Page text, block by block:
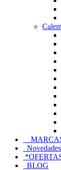
Novedades
BLOG